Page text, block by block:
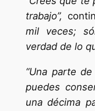
trabajo”,
mil veces;
verdad de lo
“Una parte
puedes
una décima